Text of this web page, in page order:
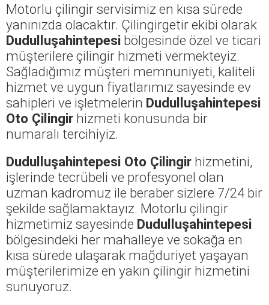
Motorlu çilingir servisimiz en kısa sürede
yanınızda olacaktır. Çilingirgetir ekibi olarak
Dudulluşahintepesi bölgesinde özel ve ticari
müşterilere çilingir hizmeti vermekteyiz.
Sağladığımız müşteri memnuniyeti, kaliteli
hizmet ve uygun fiyatlarımız sayesinde ev
sahipleri ve işletmelerin Dudulluşahintepesi
Oto Çilingir hizmeti konusunda bir
numaralı tercihiyiz.
Dudulluşahintepesi Oto Çilingir hizmetini,
işlerinde tecrübeli ve profesyonel olan
uzman kadromuz ile beraber sizlere 7/24 bir
şekilde sağlamaktayız. Motorlu çilingir
hizmetimiz sayesinde Dudulluşahintepesi
bölgesindeki her mahalleye ve sokağa en
kısa sürede ulaşarak mağduriyet yaşayan
müşterilerimize en yakın çilingir hizmetini
sunuyoruz.